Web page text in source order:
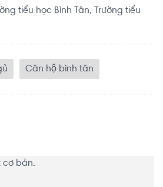
tiểu học Bình Tân, Trường tiểu
Căn hộ bình tân